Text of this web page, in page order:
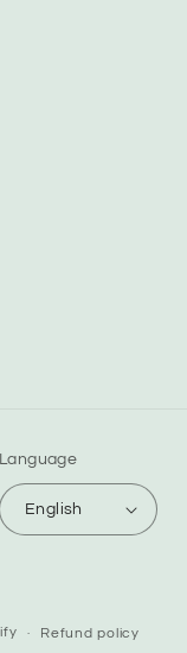
Language
English
Refund policy